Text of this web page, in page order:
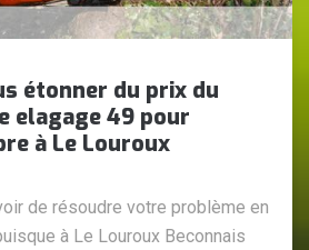
étonner du prix du
elagage 49 pour
à Le Louroux
de résoudre votre problème en
à Le Louroux Beconnais